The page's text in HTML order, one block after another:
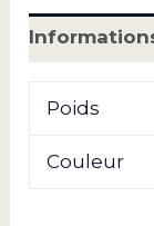
Poids
Couleur